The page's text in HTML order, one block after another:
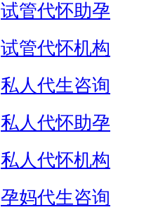
试管代怀助孕
试管代怀机构
私人代生咨询
私人代怀助孕
私人代怀机构
孕妈代生咨询